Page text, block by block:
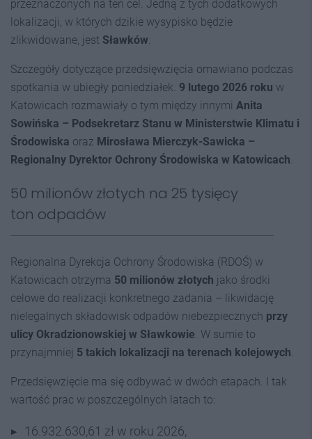
przeznaczonych na ten cel. Jedną z tych dodatkowych
lokalizacji, w których dzikie wysypisko będzie
zlikwidowane, jest Sławków.
Szczegóły dotyczące przedsięwzięcia omawiano podczas
spotkania w ubiegły poniedziałek. 9 lutego 2026 roku w
Katowicach rozmawiały o tym między innymi Anita
Sowińska – Podsekretarz Stanu w Ministerstwie Klimatu i
Środowiska oraz Mirosława Mierczyk-Sawicka –
Regionalny Dyrektor Ochrony Środowiska w Katowicach.
50 milionów złotych na 25 tysięcy
ton odpadów
Regionalna Dyrekcja Ochrony Środowiska (RDOŚ) w
Katowicach otrzyma 50 milionów złotych jako środki
celowe do realizacji konkretnego zadania – likwidację
nielegalnych składowisk odpadów niebezpiecznych przy
ulicy Okradzionowskiej w Sławkowie. W sumie to
przynajmniej 5 takich lokalizacji na terenach kolejowych.
Przedsięwzięcie ma się odbywać w dwóch etapach. I tak
wartość prac w poszczególnych latach to:
16.932.630,61 zł w roku 2026,